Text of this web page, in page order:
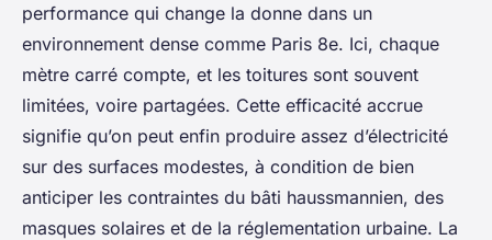
performance qui change la donne dans un
environnement dense comme Paris 8e. Ici, chaque
mètre carré compte, et les toitures sont souvent
limitées, voire partagées. Cette efficacité accrue
signifie qu’on peut enfin produire assez d’électricité
sur des surfaces modestes, à condition de bien
anticiper les contraintes du bâti haussmannien, des
masques solaires et de la réglementation urbaine. La